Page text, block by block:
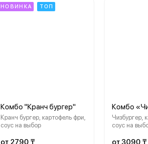
НОВИНКА ТОП
Комбо "Кранч бургер"
Кранч бургер, картофель фри,
соус на выбор
от 2790 ₸
Комбо
Чизбургер,
соус на
от 3090 ₸